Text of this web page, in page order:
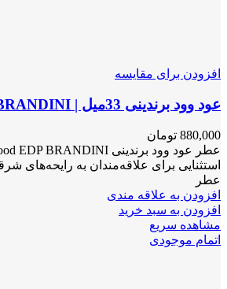
افزودن برای مقایسه
عود وود برندینی 33میل | Oud Wood Edp BRANDINI
880,000 تومان
استثنایی برای علاقه‌مندان به رایحه‌های
عطر
افزودن به علاقه مندی
افزودن به سبد خرید
مشاهده سریع
اتمام موجودی